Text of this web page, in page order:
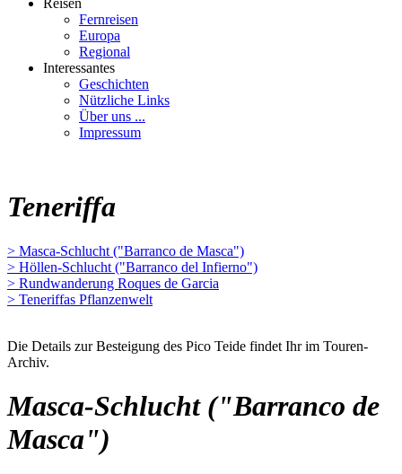
Reisen
Fernreisen
Europa
Regional
Interessantes
Geschichten
Nützliche Links
Über uns ...
Impressum
Teneriffa
> Masca-Schlucht ("Barranco de Masca")
> Höllen-Schlucht ("Barranco del Infierno")
> Rundwanderung Roques de Garcia
> Teneriffas Pflanzenwelt
Die Details zur Besteigung des Pico Teide findet Ihr im Touren-
Archiv.
Masca-Schlucht ("Barranco de
Masca")